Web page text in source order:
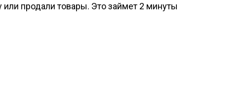
продали товары. Это займет 2 минуты